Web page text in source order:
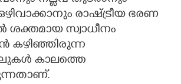
രാഷ്ട്രീയ ഭരണ
ശക്തമായ സ്വാധീനം
കഴിഞ്ഞിരുന്ന
കാലത്തെ